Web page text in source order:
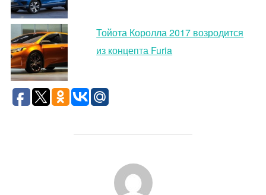
Тойота Королла 2017 возродится
из концепта Furia
АВТОР ЗАПИСИ